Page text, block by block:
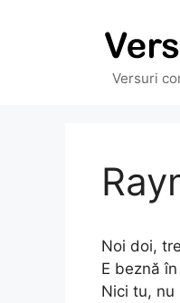
Versuri
Noi doi,
E beznă
Nici tu, nu